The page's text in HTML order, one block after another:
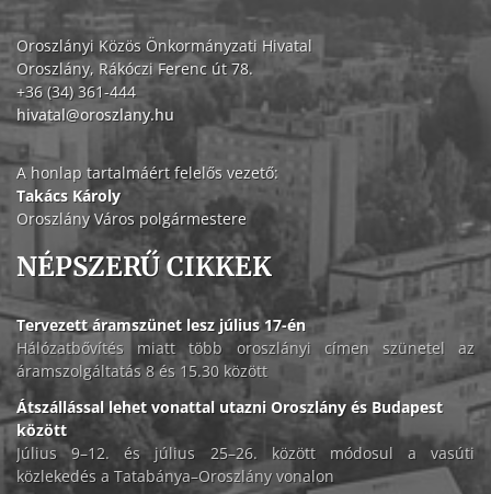
Oroszlányi Közös Önkormányzati Hivatal
Oroszlány, Rákóczi Ferenc út 78.
+36 (34) 361-444
hivatal@oroszlany.hu
A honlap tartalmáért felelős vezető:
Takács Károly
Oroszlány Város polgármestere
NÉPSZERŰ CIKKEK
Tervezett áramszünet lesz július 17-én
Hálózatbővítés miatt több oroszlányi címen szünetel az
áramszolgáltatás 8 és 15.30 között
Átszállással lehet vonattal utazni Oroszlány és Budapest
között
Július 9–12. és július 25–26. között módosul a vasúti
közlekedés a Tatabánya–Oroszlány vonalon